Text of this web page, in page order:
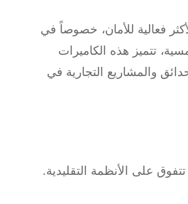
فعالية للأمان، خصوصاً في
تتميز هذه الكاميرات
والمشاريع التجارية في
على الأنظمة التقليدية.